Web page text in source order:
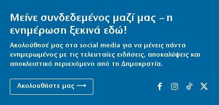
Μείνε συνδεδεμένος μαζί μας – η
ενημέρωση ξεκινά εδώ!
Ακολούθησέ μας στα social media για να μένεις πάντα
ενημερωμένος με τις τελευταίες ειδήσεις, αποκαλύψεις και
αποκλειστικό περιεχόμενο από τη Δημοκρατία.
Ακολουθήστε μας ⟶